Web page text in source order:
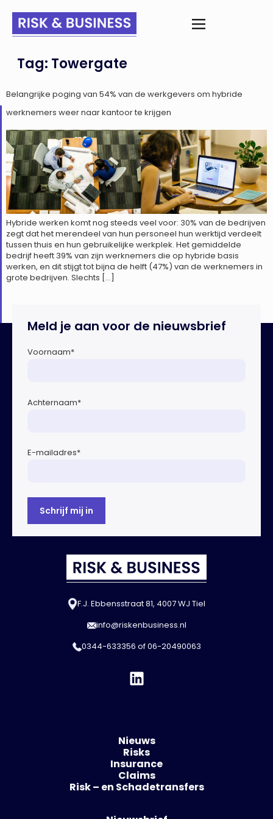
Tag: Towergate
Belangrijke poging van 54% van de werkgevers om hybride
werknemers weer naar kantoor te krijgen
Hybride werken komt nog steeds veel voor: 30% van de bedrijven
zegt dat het merendeel van hun personeel hun werktijd verdeelt
tussen thuis en hun gebruikelijke werkplek. Het gemiddelde
bedrijf heeft 39% van zijn werknemers die op hybride basis
werken, en dit stijgt tot bijna de helft (47%) van de werknemers in
grote bedrijven. Slechts […]
Meld je aan voor de nieuwsbrief
Voornaam*
Achternaam*
E-mailadres*
F.J. Ebbensstraat 81, 4007 WJ Tiel
info@riskenbusiness.nl
0344-633356 of06-20490063
Nieuws
Risks
Insurance
Claims
Risk – en Schadetransfers